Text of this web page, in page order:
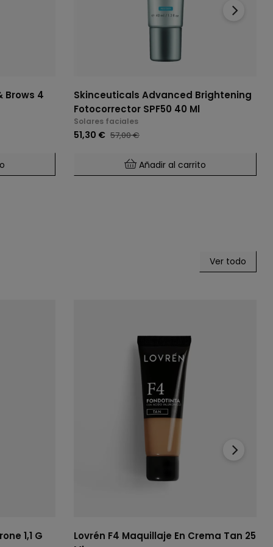
Brows 4
Skinceuticals Advanced Brightening
Fotocorrector SPF50 40 Ml
Solares faciales
51,30 € 57,00 €
Añadir al carrito
›
Ver todo
1,1 G
Lovrén F4 Maquillaje En Crema Tan 25
›